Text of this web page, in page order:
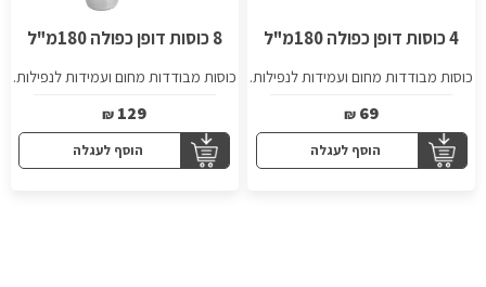
4 כוסות דופן כפולה 180מ"ל
כוסות מבודדות מחום ועמידות לנפילות.
69
₪
הוסף לעגלה
8 כוסות דופן כפולה 180מ"ל
כוסות מבודדות מחום ועמידות לנפילות.
129
₪
הוסף לעגלה